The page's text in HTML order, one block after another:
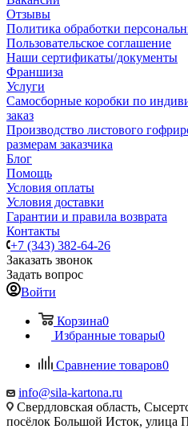
Отзывы
Политика обработки
Пользовательское соглашение
Наши сертификаты/документы
Франшиза
Услуги
Самосборные коробки по
заказ
Производство листового
размерам заказчика
Блог
Помощь
Условия оплаты
Условия доставки
Гарантии и правила возврата
Контакты
+7 (343) 382-64-26
Заказать звонок
Задать вопрос
Войти
Корзина0
Избранные товары0
Сравнение товаров0
info@sila-kartona.ru
Свердловская область,
посёлок Большой Исток, улица